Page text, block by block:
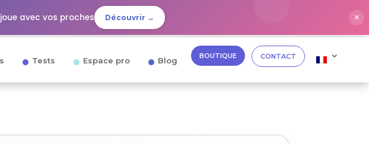
avec vos proches Découvrir → ✕
Tests Espace pro Blog BOUTIQUE CONTACT